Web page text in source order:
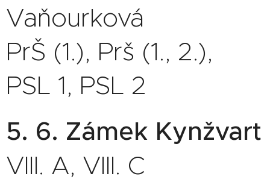
Vaňourková
PrŠ (1.), Prš (1., 2.),
PSL 1, PSL 2
5. 6. Zámek Kynžvart
VIII. A, VIII. C